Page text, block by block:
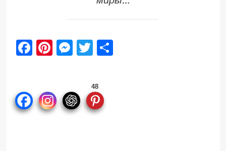
Facebook
Pinterest
Messenger
Twitter
Отправить
48